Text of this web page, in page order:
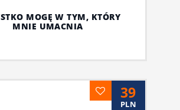
MOGĘ W TYM, KTÓRY
MNIE UMACNIA
39
PLN